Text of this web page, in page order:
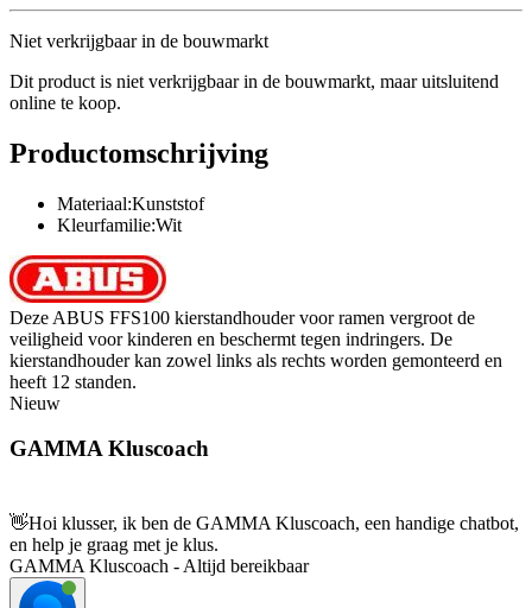
Niet verkrijgbaar in de bouwmarkt
Dit product is niet verkrijgbaar in de bouwmarkt, maar uitsluitend
online te koop.
Productomschrijving
Materiaal:Kunststof
Kleurfamilie:Wit
Deze ABUS FFS100 kierstandhouder voor ramen vergroot de
veiligheid voor kinderen en beschermt tegen indringers. De
kierstandhouder kan zowel links als rechts worden gemonteerd en
heeft 12 standen.
Nieuw
GAMMA Kluscoach
👋Hoi klusser, ik ben de GAMMA Kluscoach, een handige chatbot,
en help je graag met je klus.
GAMMA Kluscoach - Altijd bereikbaar